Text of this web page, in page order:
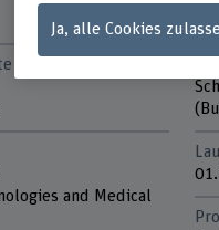
and Medical
Ja, alle Cookies